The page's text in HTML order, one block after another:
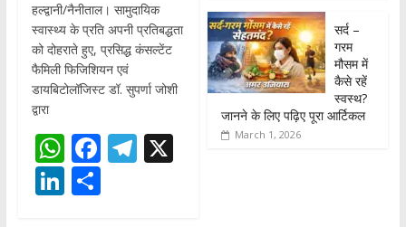
हल्द्वानी/नैनीताल। सामुदायिक
स्वास्थ्य के प्रति अपनी प्रतिबद्धता
को दोहराते हुए, प्रसिद्ध कंसल्टेंट
फैमिली फिजिशियन एवं
डायबिटोलॉजिस्ट डॉ. सुपर्णा जोशी
द्वारा
W
h
at
F
ac
e
T X
Li S
सर्द –
गरम
मौसम में
कैसे रहें
स्वस्थ?
जानने के लिए पढ़िए पूरा आर्टिकल
March 1, 2026